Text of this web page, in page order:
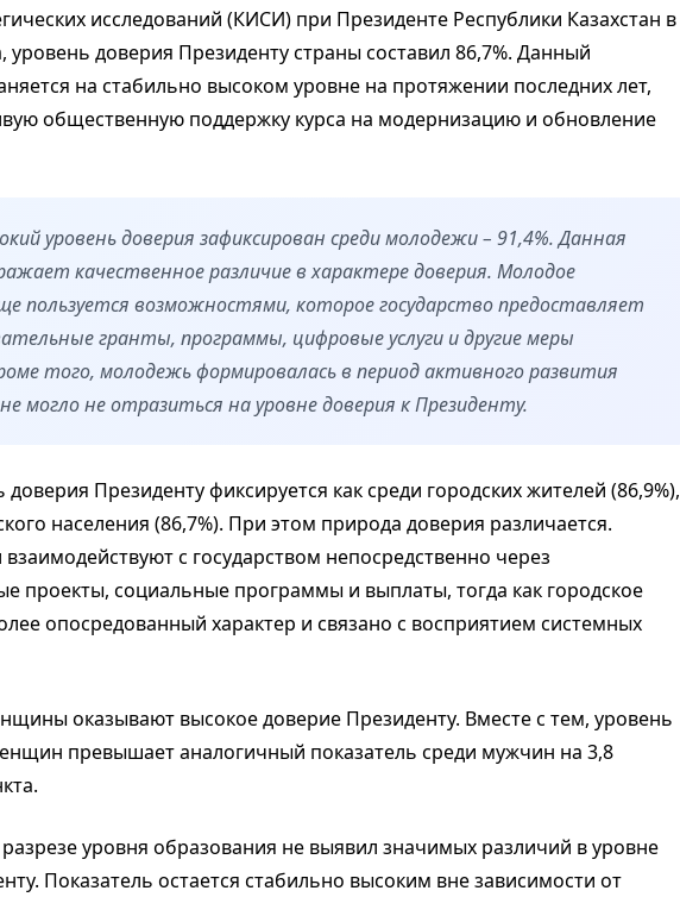
исследований (КИСИ) при Президенте Республики Казахстан в
уровень доверия Президенту страны составил 86,7%. Данный
на стабильно высоком уровне на протяжении последних лет,
общественную поддержку курса на модернизацию и обновление
уровень доверия зафиксирован среди молодежи – 91,4%. Данная
качественное различие в характере доверия. Молодое
пользуется возможностями, которое государство предоставляет
гранты, программы, цифровые услуги и другие меры
того, молодежь формировалась в период активного развития
могло не отразиться на уровне доверия к Президенту.
Президенту фиксируется как среди городских жителей (86,9%),
населения (86,7%). При этом природа доверия различается.
с государством непосредственно через
проекты, социальные программы и выплаты, тогда как городское
опосредованный характер и связано с восприятием системных
оказывают высокое доверие Президенту. Вместе с тем, уровень
превышает аналогичный показатель среди мужчин на 3,8
уровня образования не выявил значимых различий в уровне
Показатель остается стабильно высоким вне зависимости от